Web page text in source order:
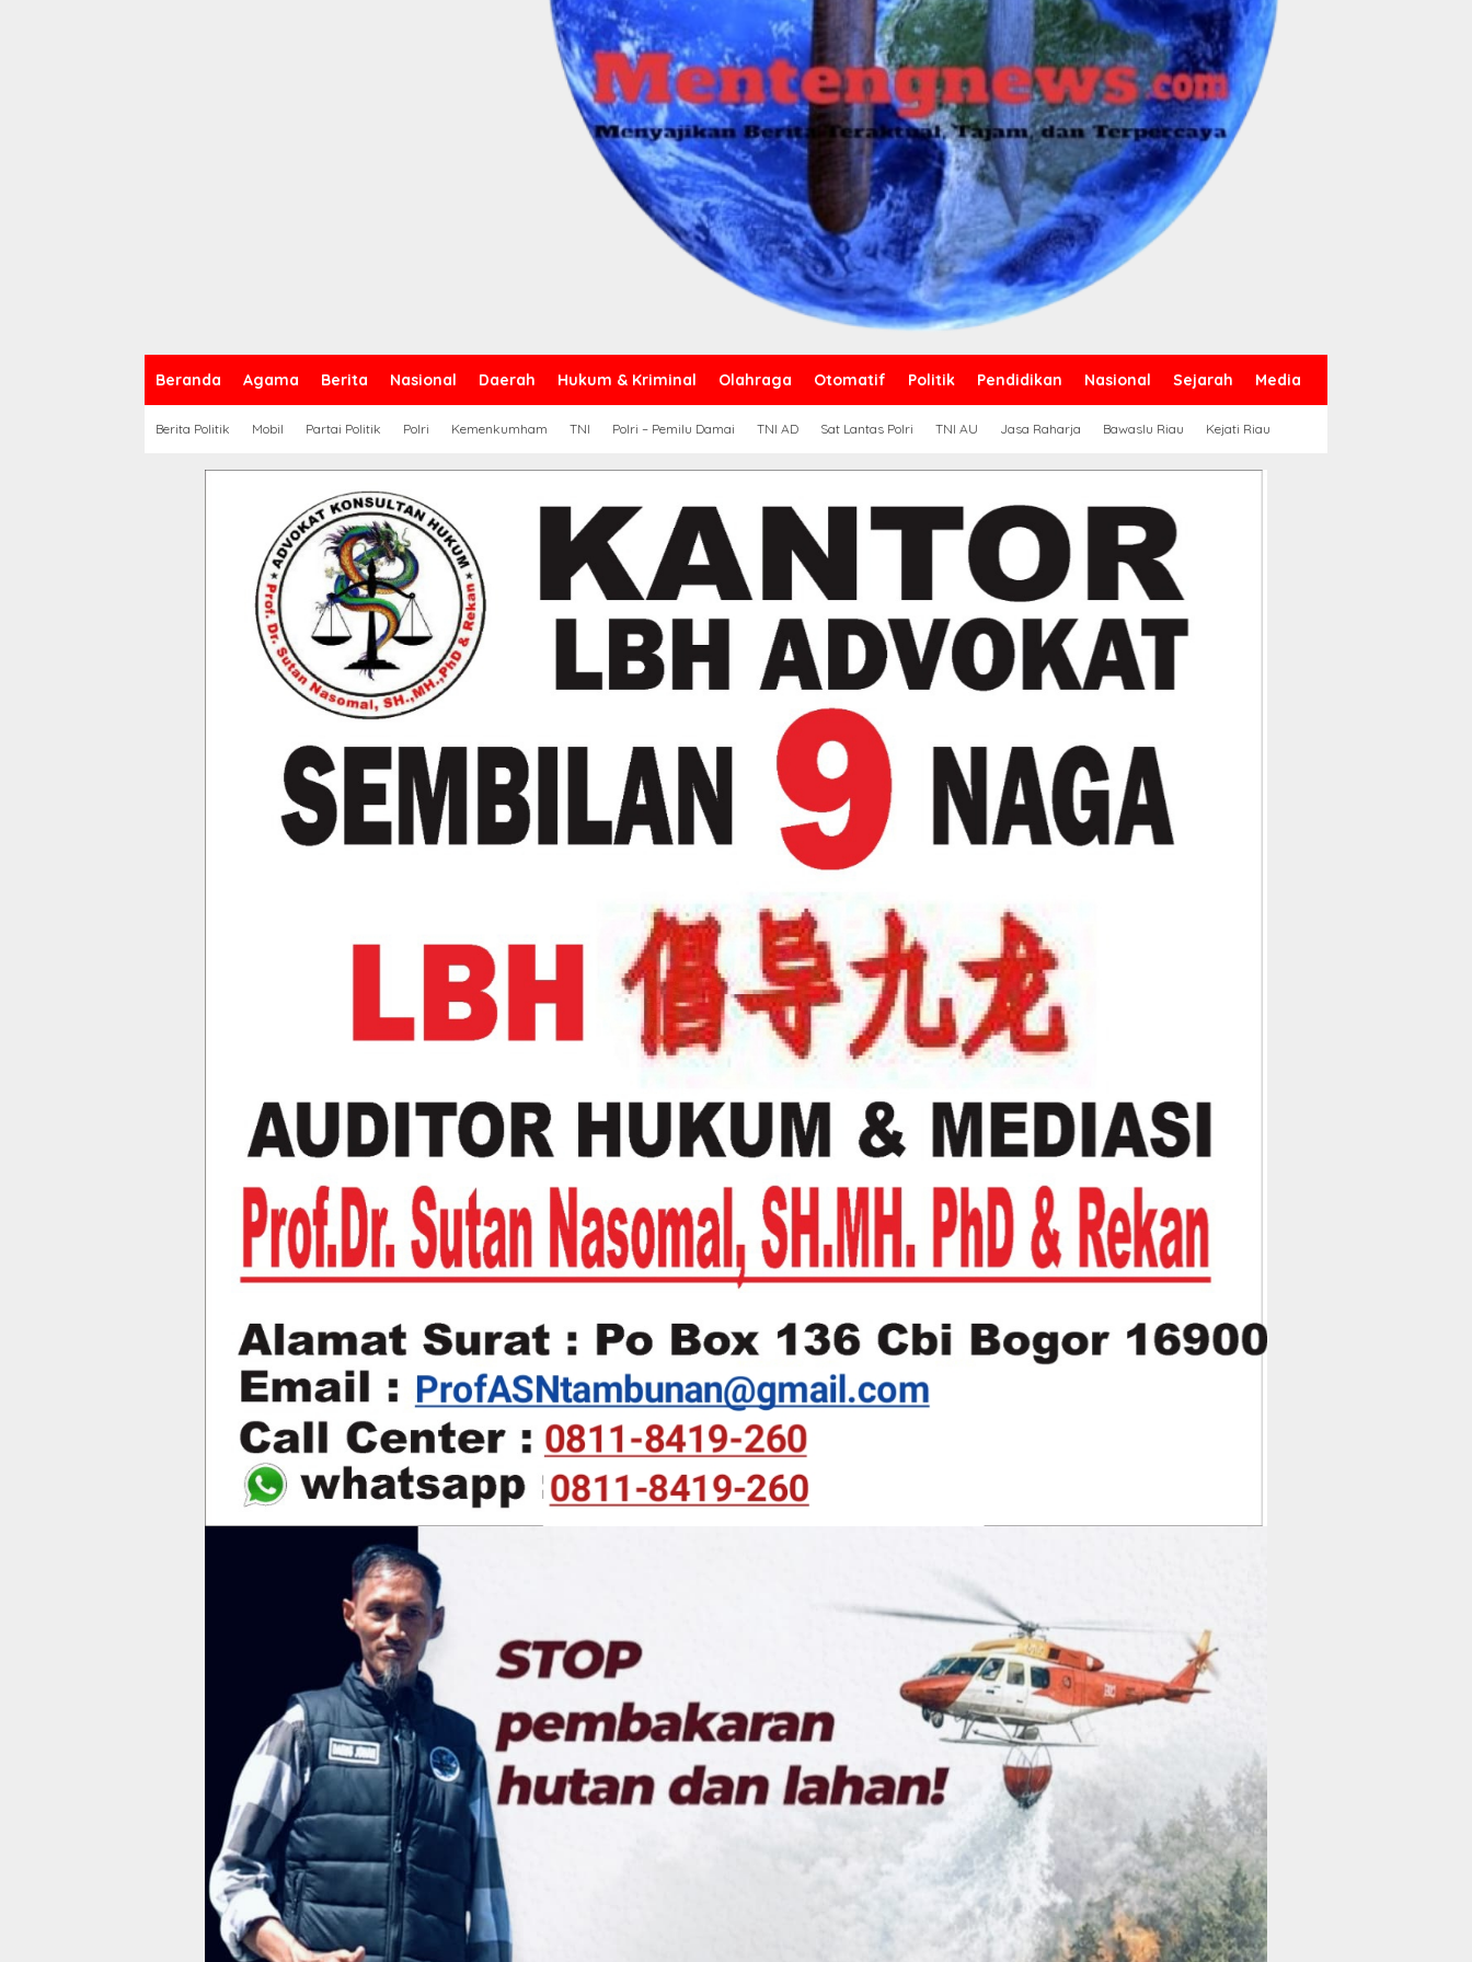
Beranda Agama Berita Nasional Daerah Hukum & Kriminal Olahraga Otomatif Politik Pendidikan Nasional Sejarah Media
Berita Politik Mobil Partai Politik Polri Kemenkumham TNI Polri – Pemilu Damai TNI AD Sat Lantas Polri TNI AU Jasa Raharja Bawaslu Riau Kejati Riau